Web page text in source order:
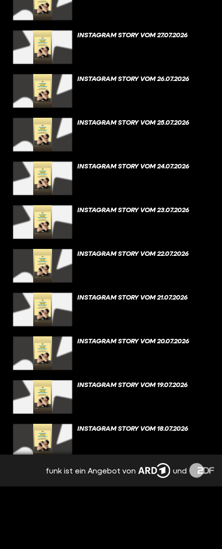
INSTAGRAM STORY VOM 27.07.2026
INSTAGRAM STORY VOM 26.07.2026
INSTAGRAM STORY VOM 25.07.2026
INSTAGRAM STORY VOM 24.07.2026
INSTAGRAM STORY VOM 23.07.2026
INSTAGRAM STORY VOM 22.07.2026
INSTAGRAM STORY VOM 21.07.2026
INSTAGRAM STORY VOM 20.07.2026
INSTAGRAM STORY VOM 19.07.2026
INSTAGRAM STORY VOM 18.07.2026
INSTAGRAM STORY VOM 17.07.2026
funk ist ein Angebot von und